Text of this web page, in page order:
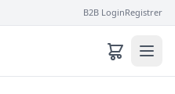
B2B LoginRegistrer